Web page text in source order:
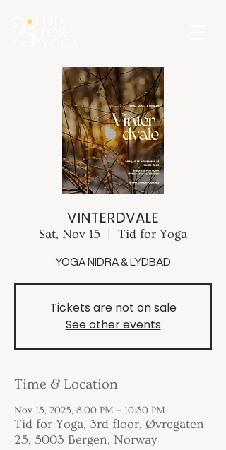
VINTERDVALE
Sat, Nov 15 Tid for Yoga
YOGA NIDRA & LYDBAD
Tickets are not on sale
See other events
Time & Location
Nov 15, 2025, 8:00 PM – 10:30 PM
Tid for Yoga, 3rd floor, Øvregaten
25, 5003 Bergen, Norway